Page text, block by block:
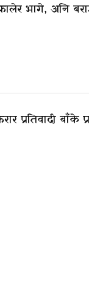
भागे, अनि
प्रतिवादी बाँके